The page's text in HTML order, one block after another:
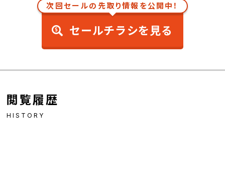
次回セールの先取り情報を公開中！
セールチラシを見る
閲覧履歴
HISTORY